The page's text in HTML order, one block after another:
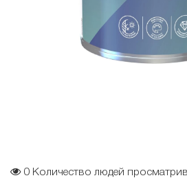
0 Количество людей